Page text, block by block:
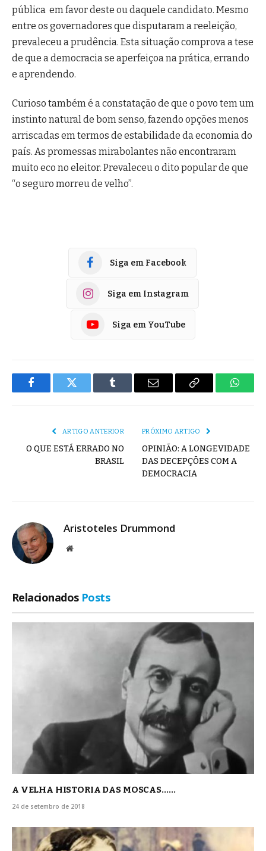
pública em favor deste ou daquele candidato. Mesmo
entre os governadores que disputaram a reeleição,
prevaleceu a prudência. Esta situação comprova a tese
de que a democracia se aperfeiçoa na prática, errando
e aprendendo.
Curioso também é a constatação de que o povo tem um
instinto natural de bom senso, fazendo opções menos
arriscadas em termos de estabilidade da economia do
país. As promessas mirabolantes não encontraram
muito eco no eleitor. Prevaleceu o dito popular de que
“o seguro morreu de velho”.
Siga em Facebook
Siga em Instagram
Siga em YouTube
FacebookTwitter Tumblr
E-
Copiar
ARTIGO ANTERIOR
O QUE ESTÁ ERRADO NO
BRASIL
PRÓXIMO ARTIGO
OPINIÃO: A LONGEVIDADE
DAS DECEPÇÕES COM A
DEMOCRACIA
Aristoteles Drummond
Site
Relacionados Posts
A VELHA HISTORIA DAS MOSCAS……
24 de setembro de 2018